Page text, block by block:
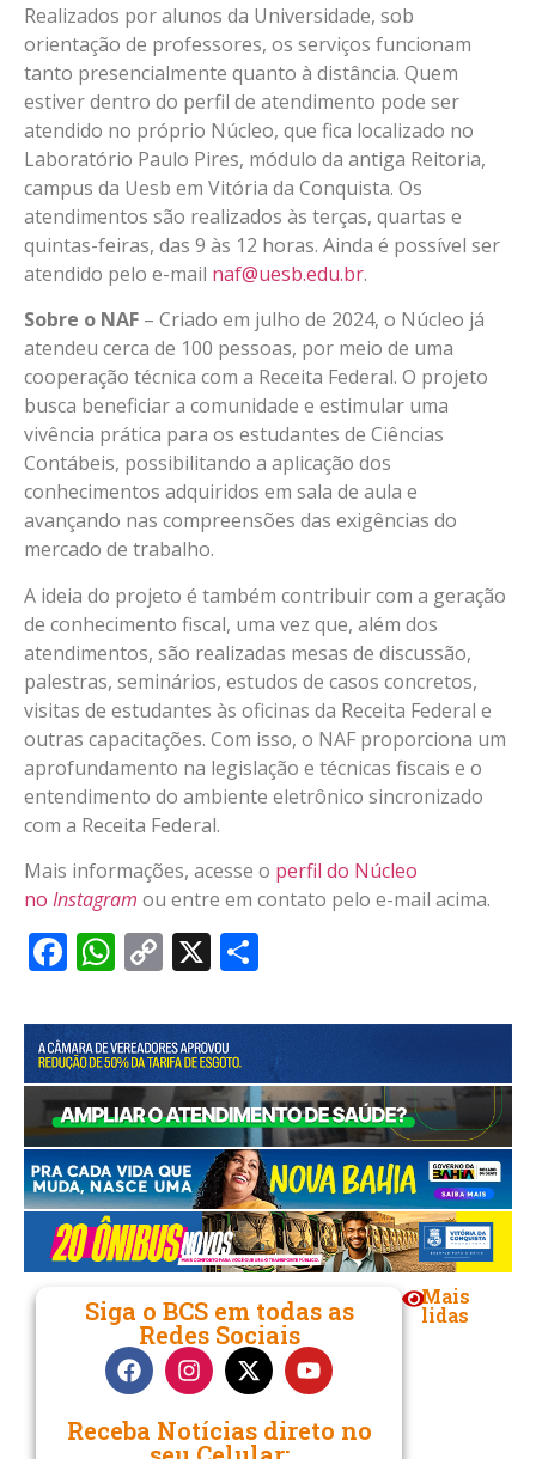
Realizados por alunos da Universidade, sob
orientação de professores, os serviços funcionam
tanto presencialmente quanto à distância. Quem
estiver dentro do perfil de atendimento pode ser
atendido no próprio Núcleo, que fica localizado no
Laboratório Paulo Pires, módulo da antiga Reitoria,
campus da Uesb em Vitória da Conquista. Os
atendimentos são realizados às terças, quartas e
quintas-feiras, das 9 às 12 horas. Ainda é possível ser
atendido pelo e-mail naf@uesb.edu.br.
Sobre o NAF – Criado em julho de 2024, o Núcleo já
atendeu cerca de 100 pessoas, por meio de uma
cooperação técnica com a Receita Federal. O projeto
busca beneficiar a comunidade e estimular uma
vivência prática para os estudantes de Ciências
Contábeis, possibilitando a aplicação dos
conhecimentos adquiridos em sala de aula e
avançando nas compreensões das exigências do
mercado de trabalho.
A ideia do projeto é também contribuir com a geração
de conhecimento fiscal, uma vez que, além dos
atendimentos, são realizadas mesas de discussão,
palestras, seminários, estudos de casos concretos,
visitas de estudantes às oficinas da Receita Federal e
outras capacitações. Com isso, o NAF proporciona um
aprofundamento na legislação e técnicas fiscais e o
entendimento do ambiente eletrônico sincronizado
com a Receita Federal.
Mais informações, acesse o perfil do Núcleo
no Instagram ou entre em contato pelo e-mail acima.
Facebook
WhatsApp
Copy
X
Siga o BCS em todas as
Redes Sociais
Receba Notícias direto no
Mais
lidas